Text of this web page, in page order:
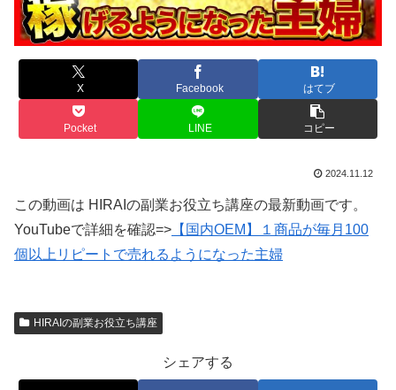
X Facebook はてブ
Pocket LINE コピー
2024.11.12
この動画は HIRAIの副業お役立ち講座の最新動画です。
YouTubeで詳細を確認=> 【国内OEM】１商品が毎月100
個以上リピートで売れるようになった主婦
HIRAIの副業お役立ち講座
シェアする